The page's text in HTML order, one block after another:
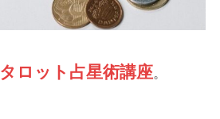
タロット占星術講座。